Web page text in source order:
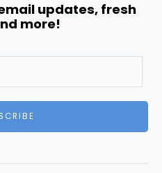
updates, fresh
more!